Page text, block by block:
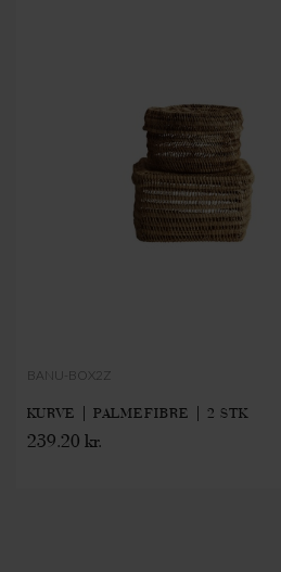
BANU-BOX2Z
KURVE | PALMEFIBRE | 2 STK
239.20 kr.